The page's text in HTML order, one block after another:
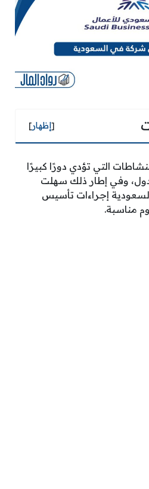
[إظهار]
التي تؤدي دورًا كبيرًا
وفي إطار ذلك سهلت
إجراءات تأسيس
مناسبة.